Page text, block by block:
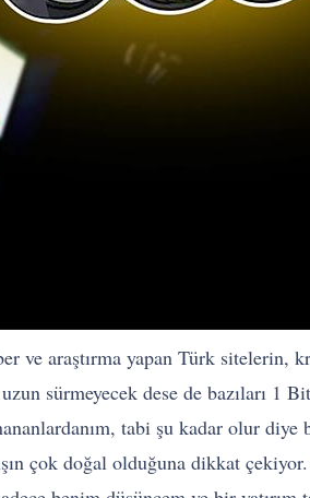
ve araştırma yapan Türk
sürmeyecek dese de bazıları 1
tabi şu kadar olur
çok doğal olduğuna dikkat